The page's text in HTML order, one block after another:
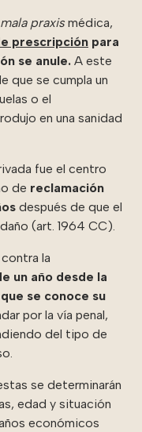
mala praxismédica,
prescripción para
se anule. A este
que se cumpla un
o el
en una sanidad
fue el centro
de reclamación
después de que el
(art. 1964 CC).
la
un año desde la
se conoce su
por la vía penal,
del tipo de
se determinarán
edad y situación
económicos